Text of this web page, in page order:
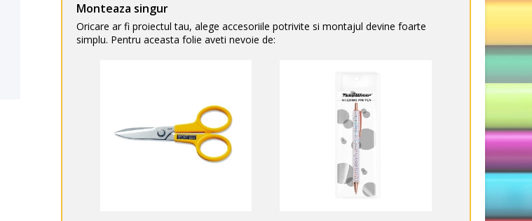
Monteaza singur
Oricare ar fi proiectul tau, alege accesoriile potrivite si montajul devine foarte
simplu. Pentru aceasta folie aveti nevoie de: